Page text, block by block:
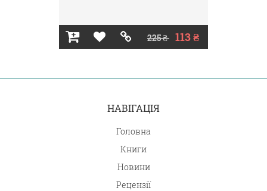
225 ₴ 113 ₴
НАВІГАЦІЯ
Головна
Книги
Новини
Рецензії